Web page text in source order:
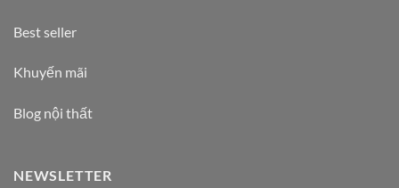
Best seller
Khuyến mãi
Blog nội thất
NEWSLETTER